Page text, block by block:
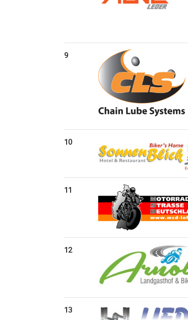
9
10
11
12
13